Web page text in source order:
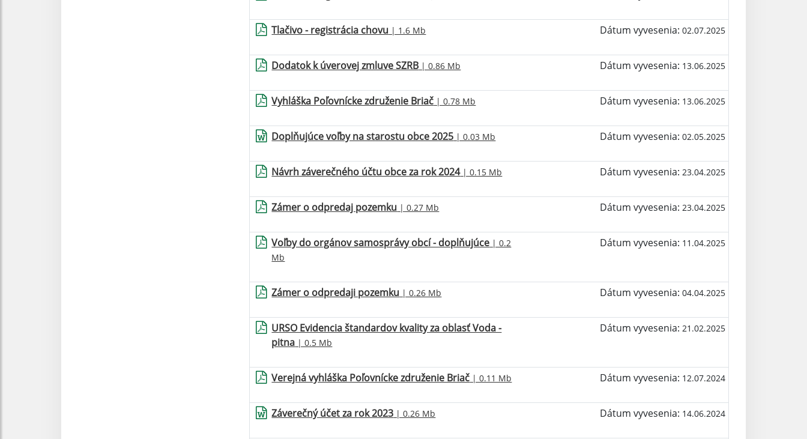
Tlačivo - registrácia chovu | 1.6 Mb Dátum vyvesenia: 02.07.2025
Dodatok k úverovej zmluve SZRB | 0.86 Mb Dátum vyvesenia: 13.06.2025
Vyhláška Poľovnícke združenie Briač | 0.78 Mb Dátum vyvesenia: 13.06.2025
Doplňujúce voľby na starostu obce 2025 | 0.03 Mb Dátum vyvesenia: 02.05.2025
Návrh záverečného účtu obce za rok 2024| 0.15 Mb Dátum vyvesenia: 23.04.2025
Zámer o odpredaj pozemku | 0.27 Mb Dátum vyvesenia: 23.04.2025
Voľby do orgánov samosprávy obcí - doplňujúce | 0.2
Mb
Dátum vyvesenia: 11.04.2025
Zámer o odpredaji pozemku | 0.26 Mb Dátum vyvesenia: 04.04.2025
URSO Evidencia štandardov kvality za oblasť Voda -
pitna | 0.5 Mb
Dátum vyvesenia: 21.02.2025
Verejná vyhláška Poľovnícke združenie Briač | 0.11 Mb Dátum vyvesenia: 12.07.2024
Záverečný účet za rok 2023 | 0.26 Mb Dátum vyvesenia: 14.06.2024